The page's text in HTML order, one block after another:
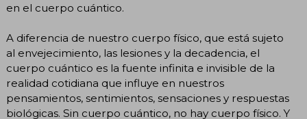
en el cuerpo cuántico.
A diferencia de nuestro cuerpo físico, que está sujeto
al envejecimiento, las lesiones y la decadencia, el
cuerpo cuántico es la fuente infinita e invisible de la
realidad cotidiana que influye en nuestros
pensamientos, sentimientos, sensaciones y respuestas
biológicas. Sin cuerpo cuántico, no hay cuerpo físico. Y